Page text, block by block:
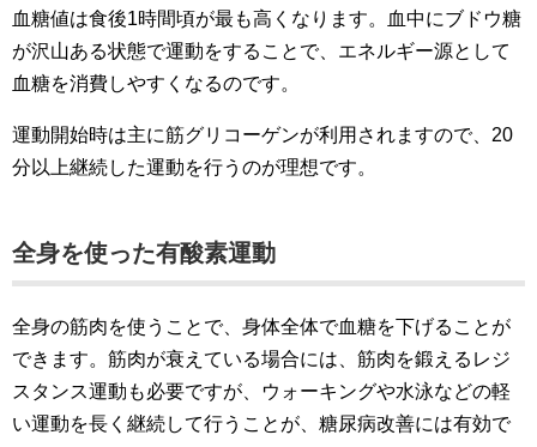
血糖値は食後1時間頃が最も高くなります。血中にブドウ糖
が沢山ある状態で運動をすることで、エネルギー源として
血糖を消費しやすくなるのです。
運動開始時は主に筋グリコーゲンが利用されますので、20
分以上継続した運動を行うのが理想です。
全身を使った有酸素運動
全身の筋肉を使うことで、身体全体で血糖を下げることが
できます。筋肉が衰えている場合には、筋肉を鍛えるレジ
スタンス運動も必要ですが、ウォーキングや水泳などの軽
い運動を長く継続して行うことが、糖尿病改善には有効で